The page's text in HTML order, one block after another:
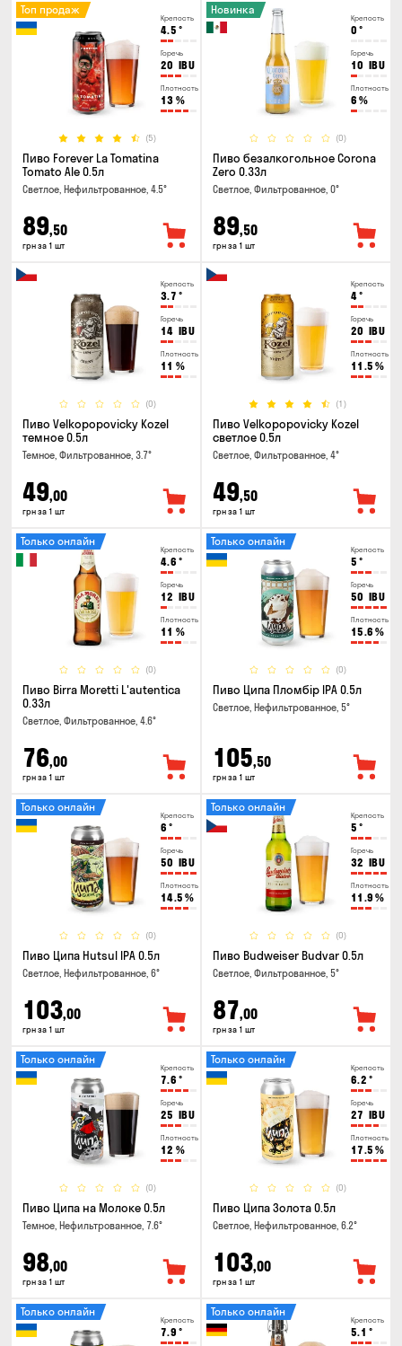
Крепость
4.5 °
Горечь
20 IBU
Плотность
13 %
(5)
Топ продаж
Пиво Forever La Tomatina
Tomato Ale 0.5л
Светлое, Нефильтрованное, 4.5°
89,50
грн за 1 шт
Крепость
0 °
Горечь
10 IBU
Плотность
6 %
(0)
Новинка
Пиво безалкогольное Corona
Zero 0.33л
Светлое, Фильтрованное, 0°
89,50
грн за 1 шт
Крепость
3.7 °
Горечь
14 IBU
Плотность
11 %
(0)
Пиво Velkopopovicky Kozel
темное 0.5л
Темное, Фильтрованное, 3.7°
49,00
грн за 1 шт
Крепость
4°
Горечь
20 IBU
Плотность
11.5 %
(1)
Пиво Velkopopovicky Kozel
светлое 0.5л
Светлое, Фильтрованное, 4°
49,50
грн за 1 шт
Крепость
4.6 °
Горечь
12 IBU
Плотность
11 %
(0)
Только онлайн
Пиво Birra Moretti L'autentica
0.33л
Светлое, Фильтрованное, 4.6°
76,00
грн за 1 шт
Крепость
5 °
Горечь
50 IBU
Плотность
15.6 %
(0)
Только онлайн
Пиво Ципа Пломбір IPA 0.5л
Светлое, Нефильтрованное, 5°
105,50
грн за 1 шт
Крепость
6 °
Горечь
50 IBU
Плотность
14.5 %
(0)
Только онлайн
Пиво Ципа Hutsul IPA 0.5л
Светлое, Нефильтрованное, 6°
103,00
грн за 1 шт
Крепость
5 °
Горечь
32 IBU
Плотность
11.9 %
(0)
Только онлайн
Пиво Budweiser Budvar 0.5л
Светлое, Фильтрованное, 5°
87,00
грн за 1 шт
Крепость
7.6 °
Горечь
25 IBU
Плотность
12 %
(0)
Только онлайн
Пиво Ципа на Молоке 0.5л
Темное, Нефильтрованное, 7.6°
98,00
грн за 1 шт
Крепость
6.2 °
Горечь
27 IBU
Плотность
17.5 %
(0)
Только онлайн
Пиво Ципа Золота 0.5л
Светлое, Нефильтрованное, 6.2°
103,00
грн за 1 шт
Крепость
7.9 °
Только онлайн
Крепость
5.1 °
Только онлайн